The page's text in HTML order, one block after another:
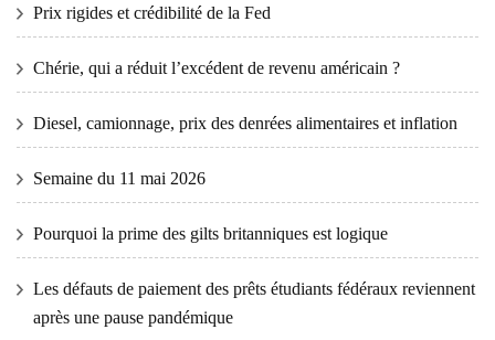
Prix ​​​​rigides et crédibilité de la Fed
Chérie, qui a réduit l’excédent de revenu américain ?
Diesel, camionnage, prix des denrées alimentaires et inflation
Semaine du 11 mai 2026
Pourquoi la prime des gilts britanniques est logique
Les défauts de paiement des prêts étudiants fédéraux reviennent
après une pause pandémique